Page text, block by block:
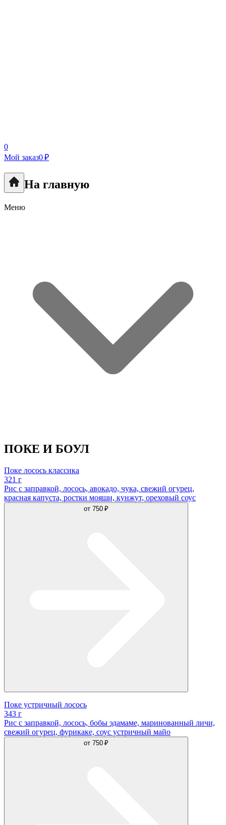
0
Мой заказ0 ₽
На главную
Меню
ПОКЕ И БОУЛ
Поке лосось классика
321 г
Рис с заправкой, лосось, авокадо, чука, свежий огурец,
красная капуста, ростки мояши, кунжут, ореховый соус
от 750 ₽
Поке устричный лосось
343 г
Рис с заправкой, лосось, бобы эдамаме, маринованный личи,
свежий огурец, фурикаке, соус устричный майо
от 750 ₽